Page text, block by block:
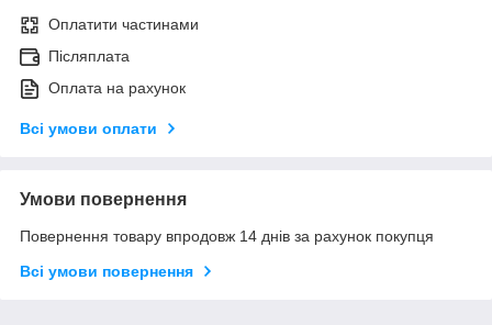
Оплатити частинами
Післяплата
Оплата на рахунок
Всі умови оплати
Умови повернення
Повернення товару впродовж 14 днів за рахунок покупця
Всі умови повернення